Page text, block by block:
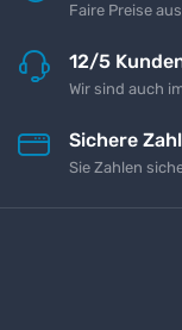
Faire Preise
12/5
Wir sind auch
Sichere
Sie Zahlen